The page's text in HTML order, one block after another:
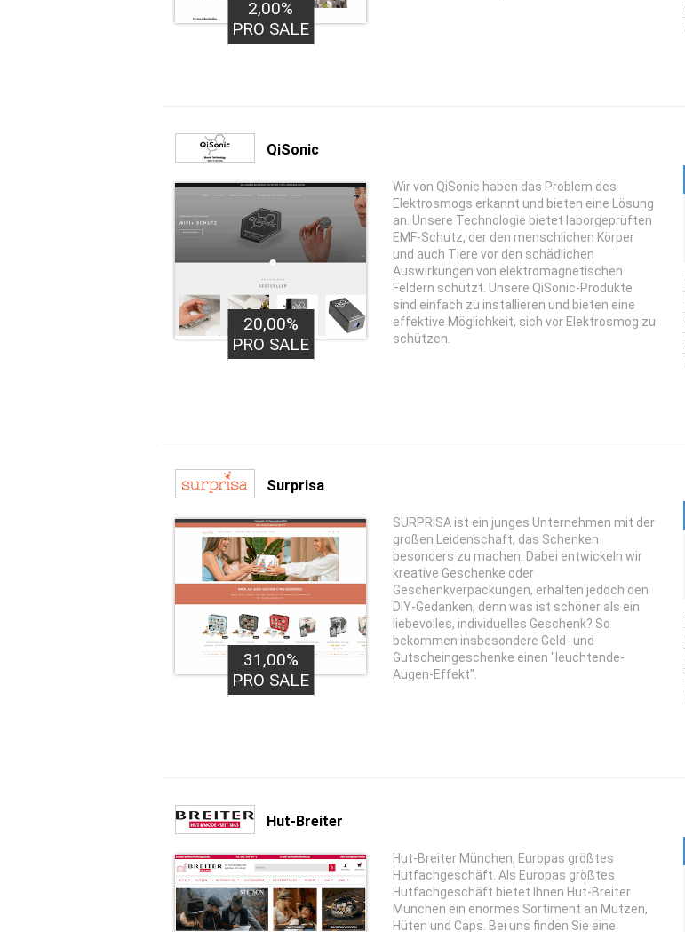
2,00%
PRO SALE
QiSonic
20,00%
PRO SALE
Wir von QiSonic haben das Problem des
Elektrosmogs erkannt und bieten eine Lösung
an. Unsere Technologie bietet laborgeprüften
EMF-Schutz, der den menschlichen Körper
und auch Tiere vor den schädlichen
Auswirkungen von elektromagnetischen
Feldern schützt. Unsere QiSonic-Produkte
sind einfach zu installieren und bieten eine
effektive Möglichkeit, sich vor Elektrosmog zu
schützen.
Surprisa
31,00%
PRO SALE
SURPRISA ist ein junges Unternehmen mit der
großen Leidenschaft, das Schenken
besonders zu machen. Dabei entwickeln wir
kreative Geschenke oder
Geschenkverpackungen, erhalten jedoch den
DIY-Gedanken, denn was ist schöner als ein
liebevolles, individuelles Geschenk? So
bekommen insbesondere Geld- und
Gutscheingeschenke einen "leuchtende-
Augen-Effekt".
Hut-Breiter
Hut-Breiter München, Europas größtes
Hutfachgeschäft. Als Europas größtes
Hutfachgeschäft bietet Ihnen Hut-Breiter
München ein enormes Sortiment an Mützen,
Hüten und Caps. Bei uns finden Sie eine